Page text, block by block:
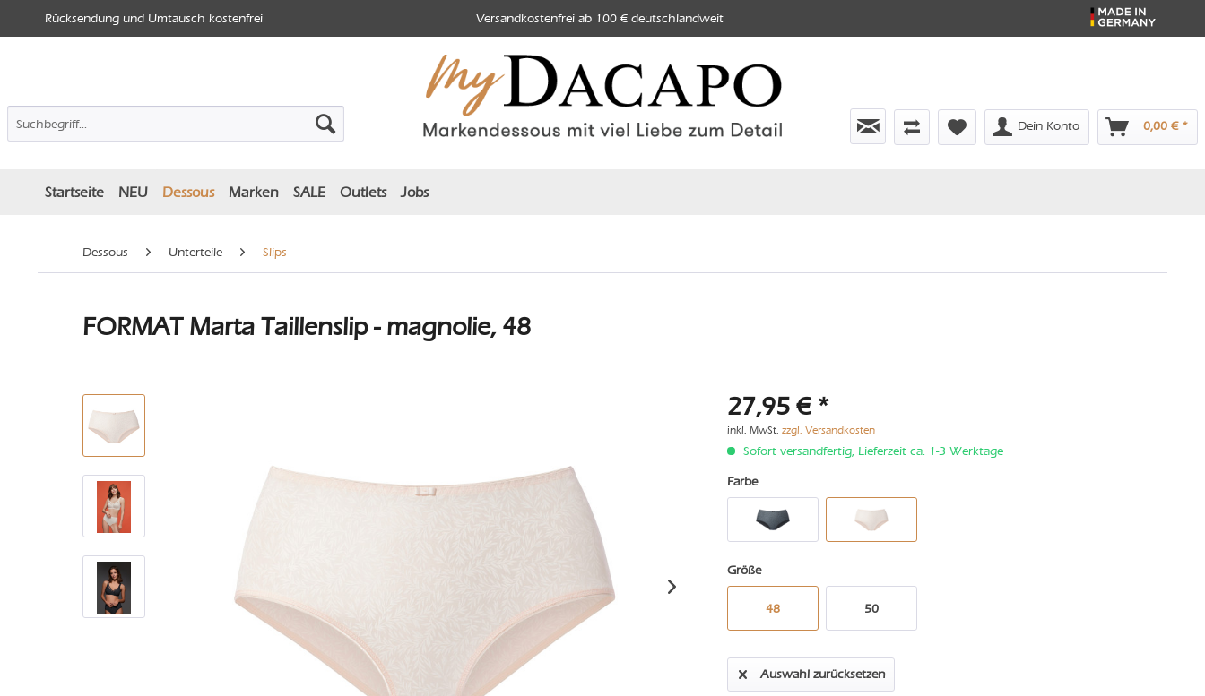
Rücksendung und Umtausch kostenfrei Versandkostenfrei ab 100 € deutschlandweit
Dein Konto 0,00 € *
Startseite NEU Dessous Marken SALE Outlets Jobs
Dessous Unterteile Slips
FORMAT Marta Taillenslip - magnolie, 48
27,95 € *
inkl. MwSt.zzgl. Versandkosten
Sofort versandfertig, Lieferzeit ca. 1-3 Werktage
Farbe
Größe
48 50
Auswahl zurücksetzen